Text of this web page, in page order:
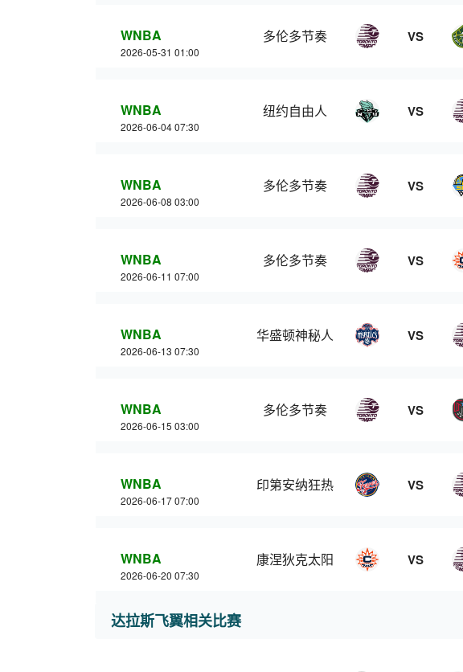
WNBA
2026-05-31 01:00
多伦多节奏 VS
WNBA
2026-06-04 07:30
纽约自由人 VS
WNBA
2026-06-08 03:00
多伦多节奏 VS
WNBA
2026-06-11 07:00
多伦多节奏 VS
WNBA
2026-06-13 07:30
华盛顿神秘人 VS
WNBA
2026-06-15 03:00
多伦多节奏 VS
WNBA
2026-06-17 07:00
印第安纳狂热 VS
WNBA
2026-06-20 07:30
康涅狄克太阳 VS
达拉斯飞翼相关比赛